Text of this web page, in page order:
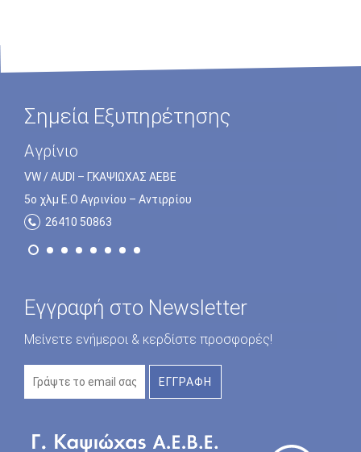
Σημεία Εξυπηρέτησης
Πρέβεζα
VW / AUDI – Γ.ΚΑΨΙΩΧΑΣ ΑΕΒΕ
5o χλμ Ε.Ο Πρέβεζας – Ηγουμενίτσας
26820 23172
Αγρίνιο
VW / AUDI – Γ.ΚΑΨΙΩΧΑΣ ΑΕΒΕ
5o χλμ Ε.Ο Αγρινίου – Αντιρρίου
26410 50863
Εγγραφή στο Newsletter
Μείνετε ενήμεροι & κερδίστε προσφορές!